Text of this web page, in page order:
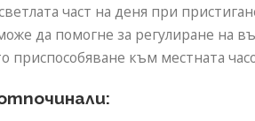
част на деня при
да помогне за регулиране на
приспособяване към местната